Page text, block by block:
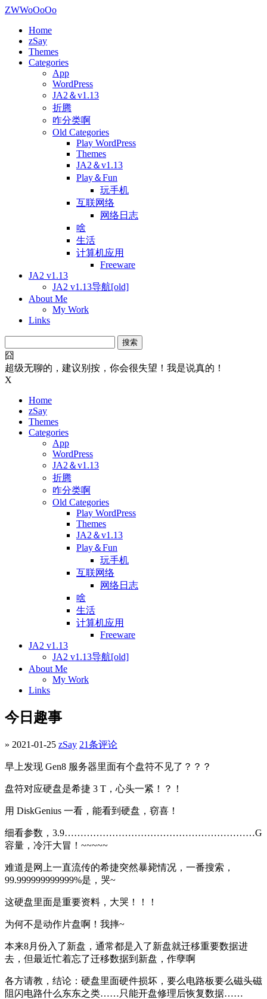
ZWWoOoOo
Home
zSay
Themes
Categories
App
WordPress
JA2＆v1.13
折腾
咋分类啊
Old Categories
Play WordPress
Themes
JA2＆v1.13
Play＆Fun
玩手机
互联网络
网络日志
啥
生活
计算机应用
Freeware
JA2 v1.13
JA2 v1.13导航[old]
About Me
My Work
Links
索：
囧
超级无聊的，建议别按，你会很失望！我是说真的！
X
Home
zSay
Themes
Categories
App
WordPress
JA2＆v1.13
折腾
咋分类啊
Old Categories
Play WordPress
Themes
JA2＆v1.13
Play＆Fun
玩手机
互联网络
网络日志
啥
生活
计算机应用
Freeware
JA2 v1.13
JA2 v1.13导航[old]
About Me
My Work
Links
今日趣事
» 2021-01-25 zSay 21条评论
早上发现 Gen8 服务器里面有个盘符不见了？？？
盘符对应硬盘是希捷 3 T，心头一紧！？！
用 DiskGenius 一看，能看到硬盘，窃喜！
细看参数，3.9……………………………………………………G
容量，冷汗大冒！~~~~~
难道是网上一直流传的希捷突然暴毙情况，一番搜索，
99.999999999999%是，哭~
这硬盘里面是重要资料，大哭！！！
为何不是动作片盘啊！我摔~
本来8月份入了新盘，通常都是入了新盘就迁移重要数据进
去，但最近忙着忘了迁移数据到新盘，作孽啊
各方请教，结论：硬盘里面硬件损坏，要么电路板要么磁头磁
阻闪电路什么东东之类……只能开盘修理后恢复数据……